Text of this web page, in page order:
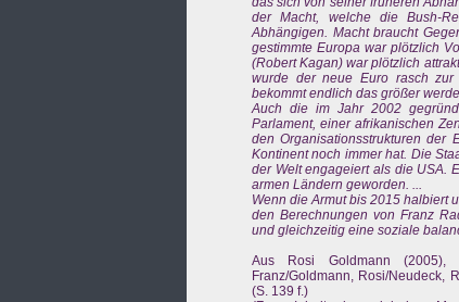
der Macht, welche die Bush-
Abhängigen. Macht braucht
gestimmte Europa war plötzlich
(Robert Kagan) war plötzlich
wurde der neue Euro rasch zur
bekommt endlich das größer
Auch die im Jahr 2002
Parlament, einer afrikanischen
den Organisationsstrukturen der
Kontinent noch immer hat. Die
der Welt engageiert als die USA.
armen Ländern geworden. ...
Wenn die Armut bis 2015 halbiert
den Berechnungen von Franz
und gleichzeitig eine soziale
Aus Rosi Goldmann (2005),
Franz/Goldmann, Rosi/Neudeck,
(S. 139 f.)